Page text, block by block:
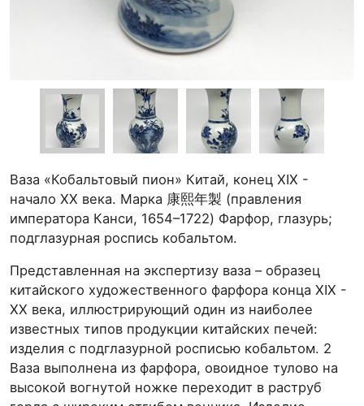
Ваза «Кобальтовый пион» Китай, конец XIX -
начало XX века. Марка 康熙年製 (правления
императора Канси, 1654–1722) Фарфор, глазурь;
подглазурная роспись кобальтом.
Представленная на экспертизу ваза – образец
китайского художественного фарфора конца XIX -
ХХ века, иллюстрирующий один из наиболее
известных типов продукции китайских печей:
изделия с подглазурной росписью кобальтом. 2
Ваза выполнена из фарфора, овоидное тулово на
высокой вогнутой ножке переходит в раструб